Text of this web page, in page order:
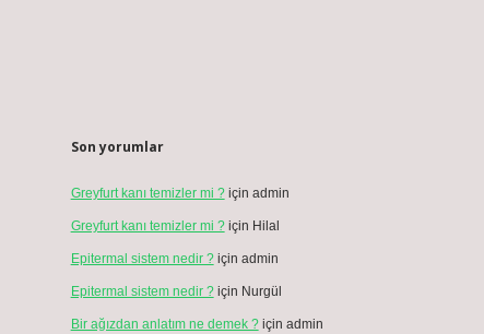
Son yorumlar
Greyfurt kanı temizler mi ?için admin
Greyfurt kanı temizler mi ?için Hilal
Epitermal sistem nedir ?için admin
Epitermal sistem nedir ?için Nurgül
Bir ağızdan anlatım ne demek ?için admin